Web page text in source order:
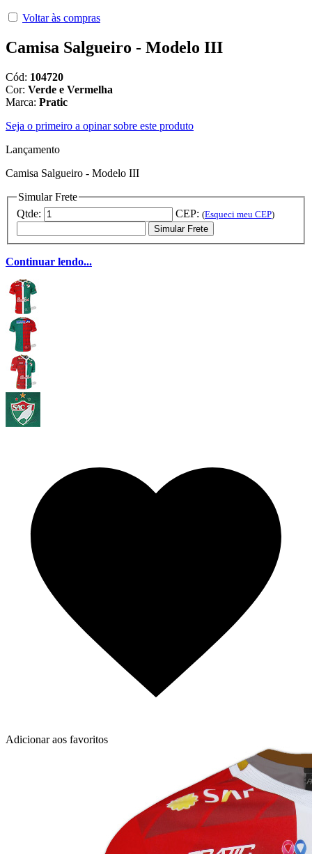
Voltar às compras
Camisa Salgueiro - Modelo III
Cód: 104720
Cor: Verde e Vermelha
Marca: Pratic
Seja o primeiro a opinar sobre este produto
Lançamento
Camisa Salgueiro - Modelo III
Simular Frete
Qtde:
CEP: (Esqueci meu CEP)
Simular Frete
Continuar lendo...
Adicionar aos favoritos